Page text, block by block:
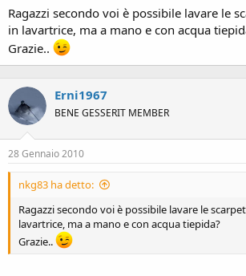
Ragazzi secondo voi è possibile lavare le
in lavartrice, ma a mano e con acqua
Grazie..
Erni1967
BENE GESSERIT MEMBER
28 Gennaio 2010
nkg83 ha detto:
Ragazzi secondo voi è possibile lavare le
lavartrice, ma a mano e con acqua tiepida?
Grazie..